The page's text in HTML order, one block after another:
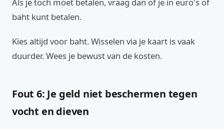
baht kunt betalen.
Kies altijd voor baht. Wisselen via je kaart is vaak
duurder. Wees je bewust van de kosten.
Fout 6: Je geld niet beschermen tegen
vocht en dieven